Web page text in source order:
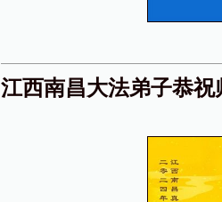
江西南昌大法弟子恭